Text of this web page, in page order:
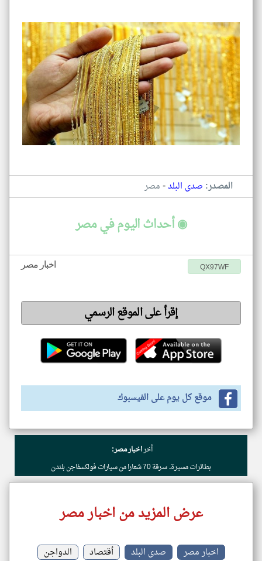
المصدر: صدى البلد-مصر
◉ أحداث اليوم في مصر
اخبار مصر QX97WF
إقرأ على الموقع الرسمي
موقع كل يوم على الفيسبوك
أخراخبار مصر:
بطائرات مسيرة.. سرقة 70 شعارا من سيارات فولكسفاجن ‏بلندن
عرض المزيد من اخبار مصر
اخبار مصر صدى البلد أقتصاد
الدواجن